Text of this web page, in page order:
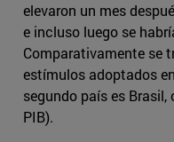
elevaron un mes
e incluso luego se
Comparativamente se
estímulos adoptados
segundo país es
PIB).